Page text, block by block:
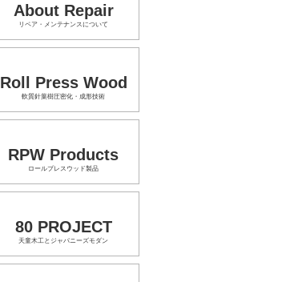
About Repair
リペア・メンテナンスについて
Roll Press Wood
軟質針葉樹圧密化・成形技術
RPW Products
ロールプレスウッド製品
80 PROJECT
天童木工とジャパニーズモダン